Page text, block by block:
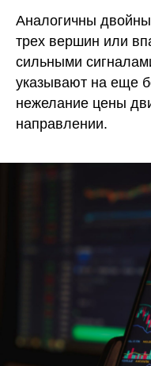
Аналогичны
трех вершин или
сильными
указывают на еще
нежелание цены
направлении.